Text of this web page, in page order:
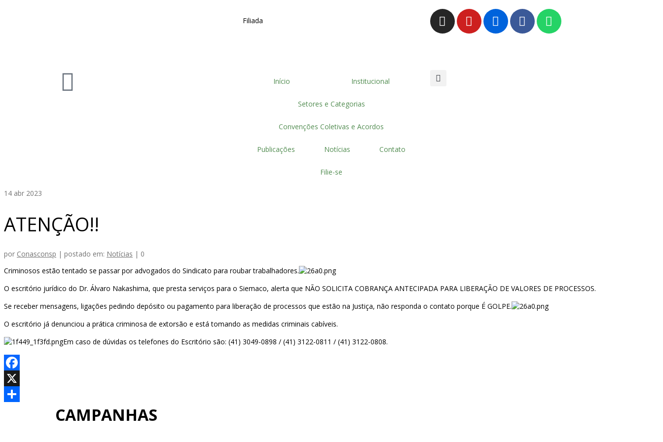
Filiada
Início Institucional
Setores e Categorias
Convenções Coletivas e Acordos
Publicações Notícias Contato
Filie-se
14 abr 2023
ATENÇÃO!!
por Conasconsp | postado em: Notícias | 0
Criminosos estão tentado se passar por advogados do Sindicato para roubar trabalhadores.
O escritório jurídico do Dr. Álvaro Nakashima, que presta serviços para o Siemaco, alerta que NÃO SOLICITA COBRANÇA ANTECIPADA PARA LIBERAÇÃO DE VALORES DE PROCESSOS.
Se receber mensagens, ligações pedindo depósito ou pagamento para liberação de processos que estão na Justiça, não responda o contato porque É GOLPE.
O escritório já denunciou a prática criminosa de extorsão e está tomando as medidas criminais cabíveis.
Em caso de dúvidas os telefones do Escritório são: (41) 3049-0898 / (41) 3122-0811 / (41) 3122-0808.
Facebook
X
CAMPANHAS